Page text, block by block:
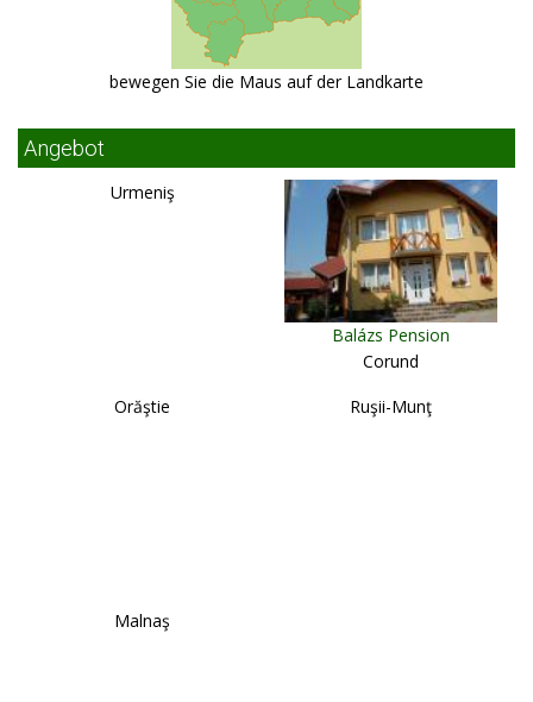
bewegen Sie die Maus auf der Landkarte
Angebot
Urmeniş
Balázs Pension
Corund
Orăştie
Ruşii-Munţ
Malnaş